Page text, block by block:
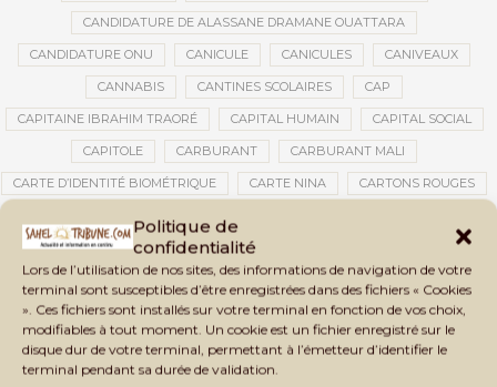
Politique de
confidentialité
Lors de l’utilisation de nos sites, des informations de navigation de votre
terminal sont susceptibles d’être enregistrées dans des fichiers « Cookies
». Ces fichiers sont installés sur votre terminal en fonction de vos choix,
modifiables à tout moment. Un cookie est un fichier enregistré sur le
disque dur de votre terminal, permettant à l’émetteur d’identifier le
terminal pendant sa durée de validation.
CANDIDATURE DE ALASSANE DRAMANE OUATTARA
CANDIDATURE ONU CANICULE CANICULES CANIVEAUX
CANNABIS CANTINES SCOLAIRES CAP
CAPITAINE IBRAHIM TRAORÉ CAPITAL HUMAIN CAPITAL SOCIAL
CAPITOLE CARBURANT CARBURANT MALI
CARTE D’IDENTITÉ BIOMÉTRIQUE CARTE NINA CARTONS ROUGES
CATASTROPHES CLIMATIQUES
CAUTION 10 000 DOLLARS CAUTION DE VISA CDAT CECOGEC
CÉDÉAO CEDEAO CEI CÉLÉBRATION NATIONALE CEMAC
CEMAPI CEN-SNESUP CENOU CENSURE
CENTRAFRIQUE CENTRALE SOLAIRE